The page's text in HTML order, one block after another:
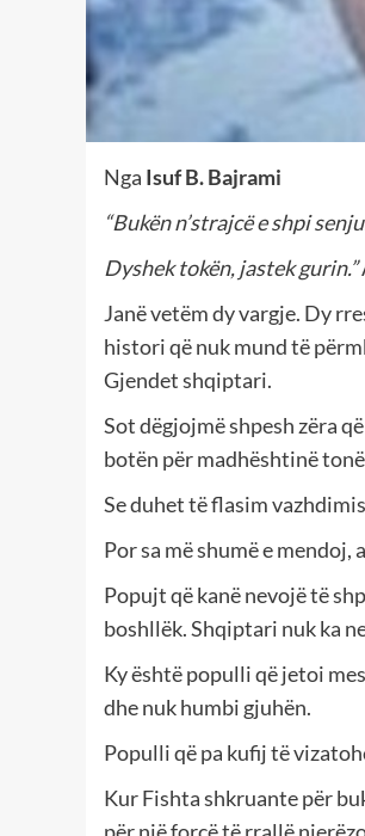
Nga Isuf B. Bajrami
“Bukën n’strajcë e shpi
Dyshek tokën, jastek gurin.”
Janë vetëm dy vargje. Dy
histori që nuk mund të
Gjendet shqiptari.
Sot dëgjojmë shpesh zëra
botën për madhështinë
Se duhet të flasim
Por sa më shumë e
Popujt që kanë nevojë të
boshllëk. Shqiptari nuk ka
Ky është populli që jetoi
dhe nuk humbi gjuhën.
Populli që pa kufij të
Kur Fishta shkruante për